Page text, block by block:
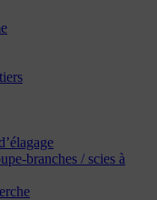
branches / scies à